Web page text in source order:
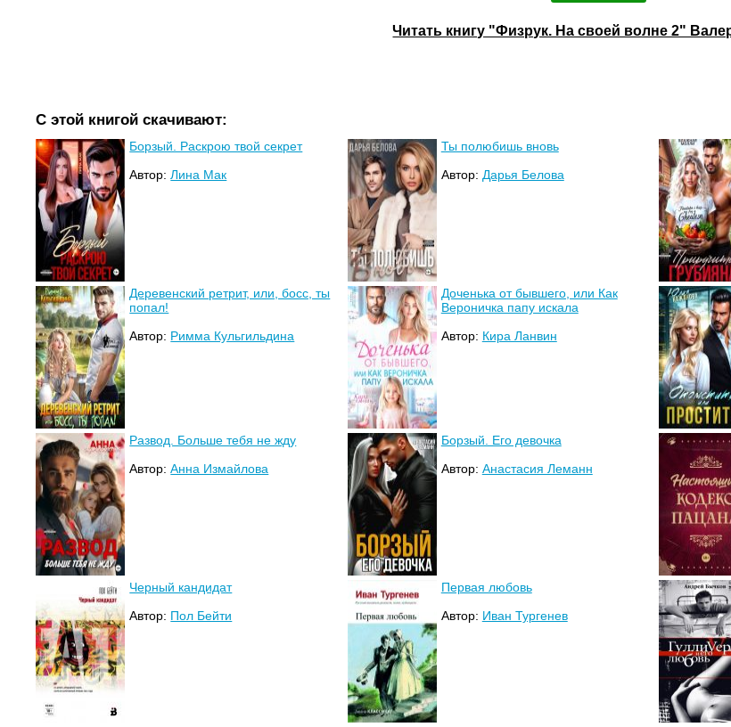
Читать книгу "Физрук. На своей волне 2"
С этой книгой скачивают:
Борзый. Раскрою твой секрет
Автор:Лина Мак
Ты полюбишь вновь
Автор: Дарья Белова
Деревенский ретрит, или, босс, ты
попал!
Автор: Римма Кульгильдина
Доченька от бывшего, или Как
Вероничка папу искала
Автор: Кира Ланвин
Развод. Больше тебя не жду
Автор:Анна Измайлова
Борзый. Его девочка
Автор: Анастасия Леманн
Черный кандидат
Автор: Пол Бейти
Первая любовь
Автор: Иван Тургенев